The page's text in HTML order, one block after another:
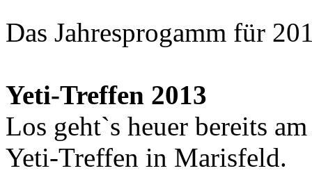
Das Jahresprogamm für
Yeti-Treffen 2013
Los geht`s heuer bereits
Yeti-Treffen in Marisfeld.